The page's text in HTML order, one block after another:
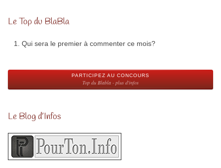
Le Top du BlaBla
Qui sera le premier à commenter ce mois?
PARTICIPEZ AU CONCOURS
Top du Blabla - plus d'infos
Le Blog d’Infos